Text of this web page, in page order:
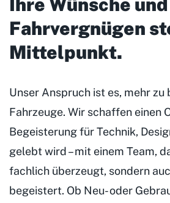
Fahrvergnügen
Mittelpunkt.
Unser Anspruch ist es, mehr zu
Fahrzeuge. Wir schaffen einen
Begeisterung für Technik,
gelebt wird – mit einem Team,
fachlich überzeugt, sondern
begeistert. Ob Neu- oder